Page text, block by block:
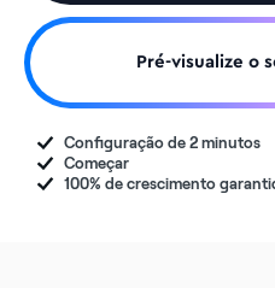
Pré-visualize o
Configuração de 2 minutos
Começar
100% de crescimento